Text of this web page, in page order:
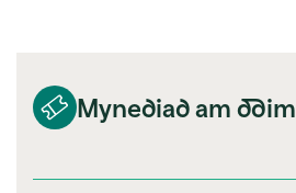
Mynediad am ddim